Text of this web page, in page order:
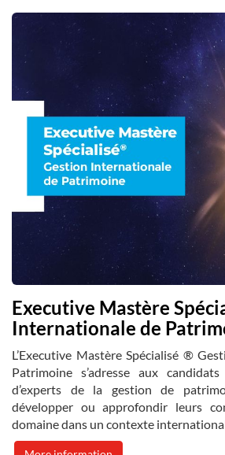
Executive Mastère
Internationale de
L’Executive Mastère Spécialisé ®
Patrimoine s’adresse aux
d’experts de la gestion de
développer ou approfondir leurs
domaine dans un contexte